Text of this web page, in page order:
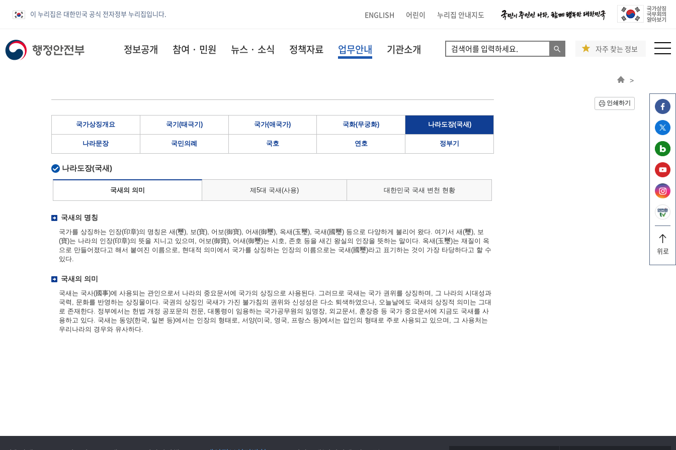
이 누리집은 대한민국 공식 전자정부 누리집입니다. ENGLISH 어린이 누리집 안내지도
위로
정보공개 참여 · 민원 뉴스 · 소식 정책자료 업무안내 기관소개 자주 찾는 정보
>
인쇄하기
국가상징개요 국기(태극기) 국가(애국가) 국화(무궁화) 나라도장(국새)
나라문장 국민의례 국호 연호 정부기
나라도장(국새)
국새의 의미 제5대 국새(사용) 대한민국 국새 변천 현황
국새의 명칭
국가를 상징하는 인장(印章)의 명칭은 새(璽), 보(寶), 어보(御寶), 어새(御璽), 옥새(玉璽), 국새(國璽) 등으로 다양하게 불리어 왔다. 여기서 새(璽), 보
(寶)는 나라의 인장(印章)의 뜻을 지니고 있으며, 어보(御寶), 어새(御璽)는 시호, 존호 등을 새긴 왕실의 인장을 뜻하는 말이다. 옥새(玉璽)는 재질이 옥
으로 만들어졌다고 해서 붙여진 이름으로, 현대적 의미에서 국가를 상징하는 인장의 이름으로는 국새(國璽)라고 표기하는 것이 가장 타당하다고 할 수
있다.
국새의 의미
국새는 국사(國事)에 사용되는 관인으로서 나라의 중요문서에 국가의 상징으로 사용된다. 그러므로 국새는 국가 권위를 상징하며, 그 나라의 시대성과
국력, 문화를 반영하는 상징물이다. 국권의 상징인 국새가 가진 불가침의 권위와 신성성은 다소 퇴색하였으나, 오늘날에도 국새의 상징적 의미는 그대
로 존재한다. 정부에서는 헌법 개정 공포문의 전문, 대통령이 임용하는 국가공무원의 임명장, 외교문서, 훈장증 등 국가 중요문서에 지금도 국새를 사
용하고 있다. 국새는 동양(한국, 일본 등)에서는 인장의 형태로, 서양(미국, 영국, 프랑스 등)에서는 압인의 형태로 주로 사용되고 있으며, 그 사용처는
우리나라의 경우와 유사하다.